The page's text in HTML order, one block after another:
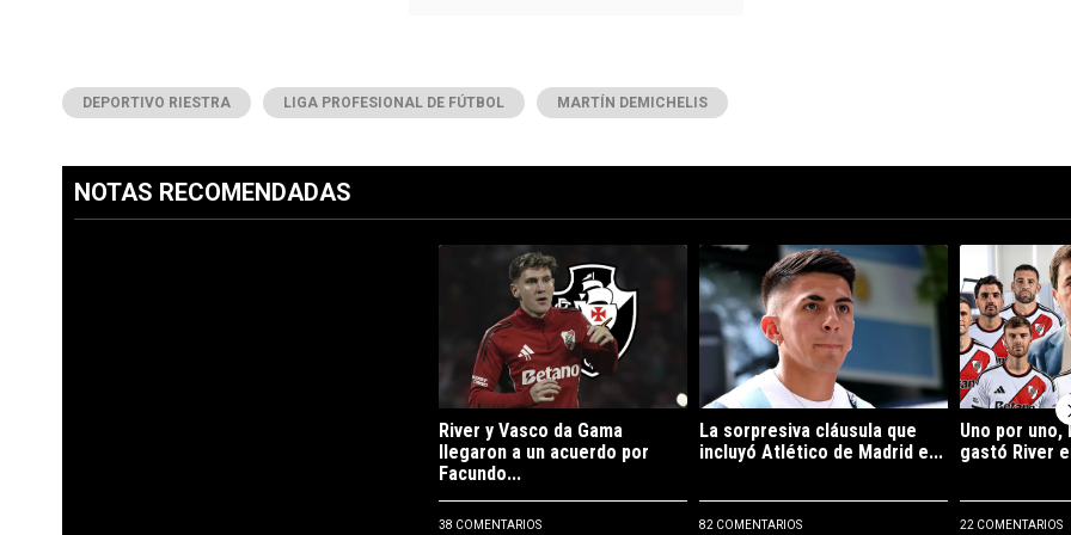
DEPORTIVO RIESTRA LIGA PROFESIONAL DE FÚTBOL MARTÍN DEMICHELIS
NOTAS RECOMENDADAS
Un artículo de tendencia con el título "River y Vasco da Gama llegaron a un
River y Vasco da Gama
llegaron a un acuerdo por
Facundo...
38 COMENTARIOS
Un artículo de tendencia con el título "La
La sorpresiva cláusula que
incluyó Atlético de Madrid e...
82 COMENTARIOS
Un artículo
Uno por uno,
gastó River
22 COMENTARIOS